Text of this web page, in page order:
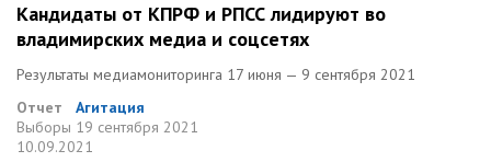
Кандидаты от КПРФ и РПСС лидируют во
владимирских медиа и соцсетях
Результаты медиамониторинга 17 июня — 9 сентября 2021
Отчет
Агитация
Выборы 19 сентября 2021
10.09.2021